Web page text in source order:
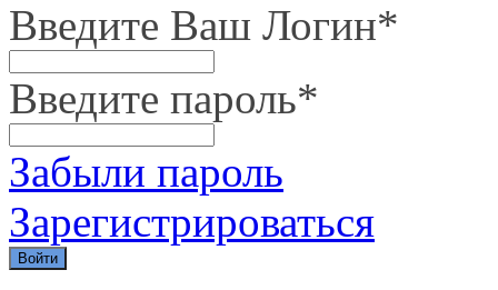
Введите Ваш Логин*
Введите пароль*
Забыли пароль
Зарегистрироваться